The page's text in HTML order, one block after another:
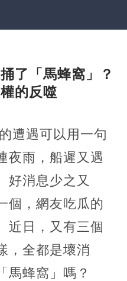
了「馬蜂窩」？
的反噬
遭遇可以用一句
夜雨，船遲又遇
好消息少之又
個，網友吃瓜的
近日，又有三個
，全都是壞消
馬蜂窩」嗎？